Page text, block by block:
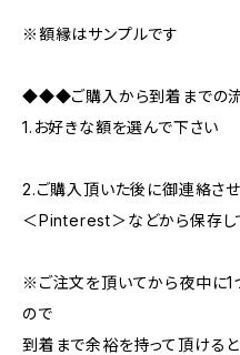
※額縁はサンプルです
◆◆◆ご購入から到着まで
1.お好きな額を選んで下さい
2.ご購入頂いた後に御連絡さ
＜Pinterest＞などから保存し
※ご注文を頂いてから夜中に1
ので
到着まで余裕を持って頂ける